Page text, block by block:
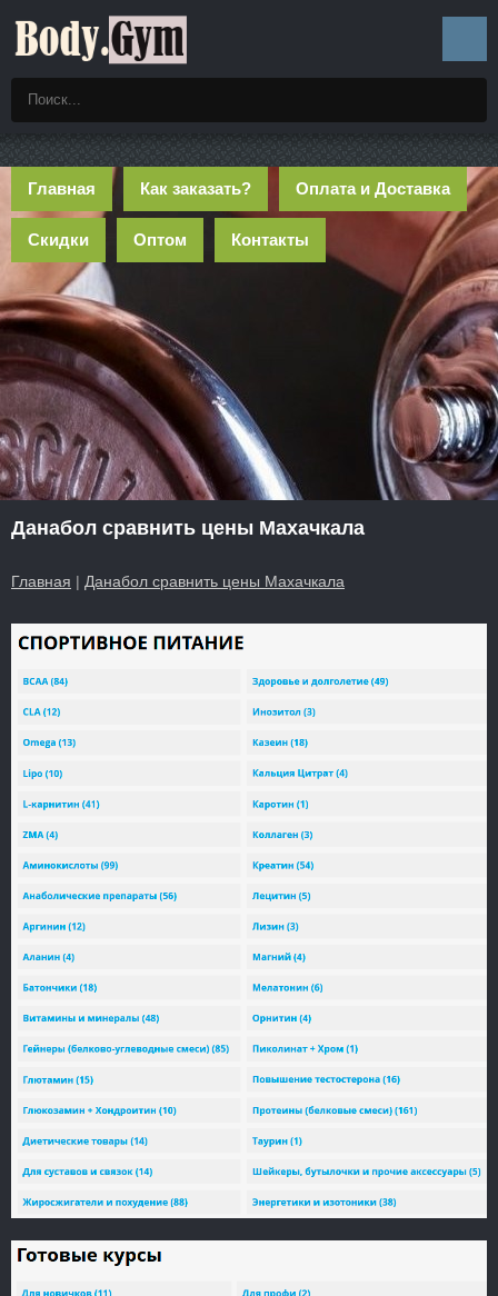
Главная Как заказать? Оплата и Доставка
Скидки Оптом Контакты
Данабол сравнить цены Махачкала
Главная | Данабол сравнить цены Махачкала